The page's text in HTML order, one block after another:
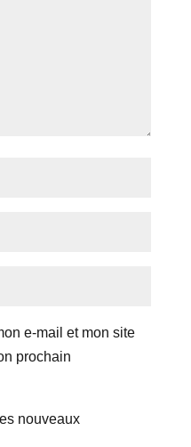
e-mail et mon site
prochain
nouveaux